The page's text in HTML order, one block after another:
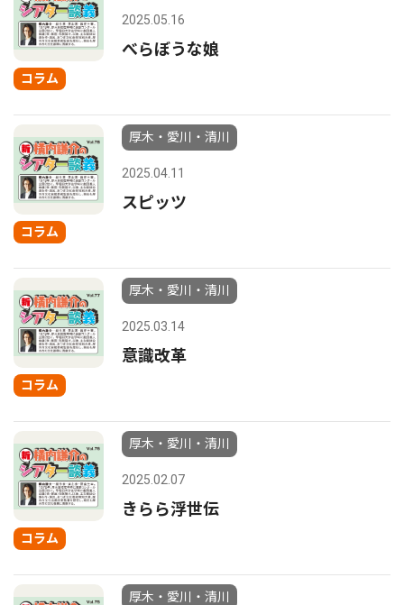
コラム
2025.05.16
べらぼうな娘
コラム
厚木・愛川・清川
2025.04.11
スピッツ
コラム
厚木・愛川・清川
2025.03.14
意識改革
コラム
厚木・愛川・清川
2025.02.07
きらら浮世伝
厚木・愛川・清川